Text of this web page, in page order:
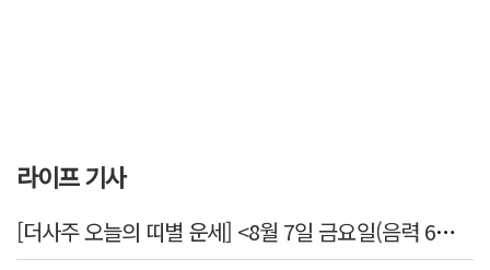
라이프 기사
[더사주 오늘의 띠별 운세] <8월 7일 금요일(음력 6월25일)>